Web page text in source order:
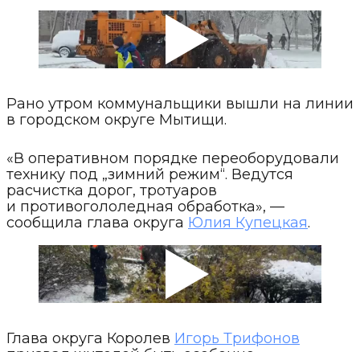
Рано утром коммунальщики вышли на линии
в городском округе Мытищи.
«В оперативном порядке переоборудовали
технику под „зимний режим“. Ведутся
расчистка дорог, тротуаров
и противогололедная обработка», —
сообщила глава округа Юлия Купецкая.
Глава округа Королев Игорь Трифонов